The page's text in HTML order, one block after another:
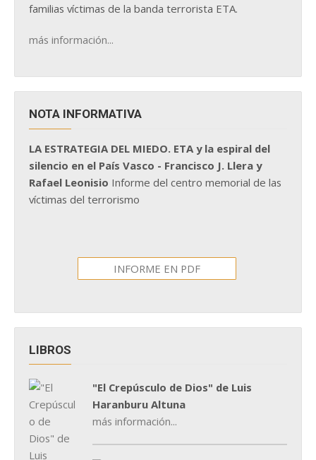
familias víctimas de la banda terrorista ETA.
más información...
NOTA INFORMATIVA
LA ESTRATEGIA DEL MIEDO. ETA y la espiral del
silencio en el País Vasco - Francisco J. Llera y
Rafael Leonisio Informe del centro memorial de las
víctimas del terrorismo
INFORME EN PDF
LIBROS
"El Crepúsculo de Dios" de Luis
Haranburu Altuna
más información...